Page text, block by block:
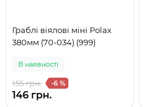
Граблі віялові міні Polax
380мм (70-034) (999)
В наявностi
155 грн. -6 %
146 грн.